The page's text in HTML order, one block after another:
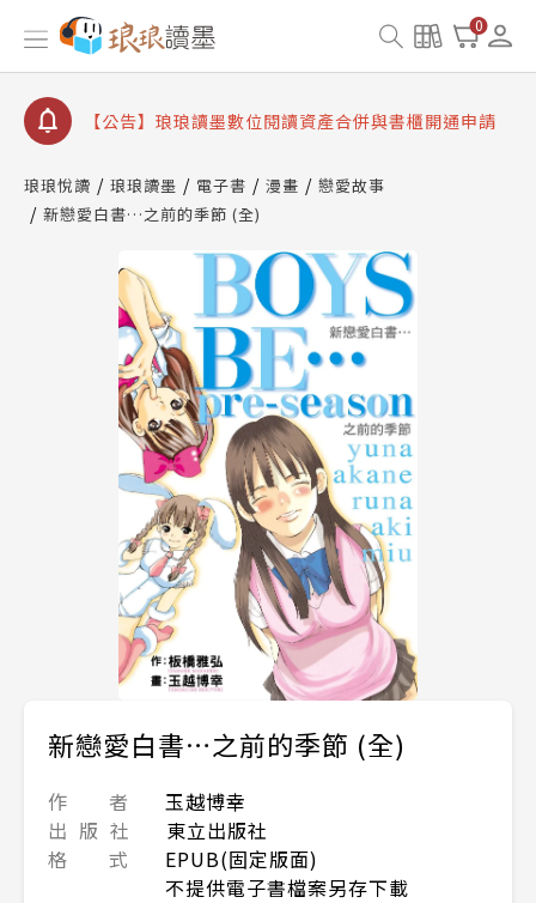
0
【公告】因 Readmoo 讀墨系統維護中，本站同步暫
停部分閱讀服務
【公告】琅琅讀墨數位閱讀資產合併與書櫃開通申請
【公告】琅琅讀墨書櫃開通常見問題
請圖文教學
【公告】琅琅書店服務升級重要說明及資產合併結果
查詢
【公告】因 Readmoo 讀墨系統維護中，本站同步暫
停部分閱讀服務
琅琅悅讀 琅琅讀墨 電子書 漫畫
戀愛故事
新戀愛白書…之前的季節 (全)
新戀愛白書…之前的季節 (全)
作 者
玉越博幸
出 版 社
東立出版社
格 式
EPUB(固定版面)
不提供電子書檔案另存下載